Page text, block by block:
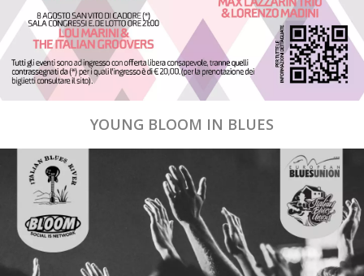
YOUNG BLOOM IN BLUES